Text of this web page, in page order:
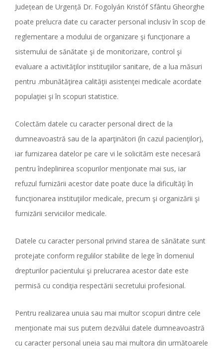
Județean de Urgență Dr. Fogolyán Kristóf Sfântu Gheorghe
poate prelucra date cu caracter personal inclusiv în scop de
reglementare a modului de organizare şi funcţionare a
sistemului de sănătate şi de monitorizare, control şi
evaluare a activităţilor instituţiilor sanitare, de a lua măsuri
pentru .mbunătăţirea calităţii asistenţei medicale acordate
populaţiei şi în scopuri statistice.
Colectăm datele cu caracter personal direct de la
dumneavoastră sau de la aparţinători (în cazul pacienţilor),
iar furnizarea datelor pe care vi le solicităm este necesară
pentru îndeplinirea scopurilor menţionate mai sus, iar
refuzul furnizării acestor date poate duce la dificultăţi în
funcţionarea instituţiilor medicale, precum şi organizării şi
furnizării serviciilor medicale.
Datele cu caracter personal privind starea de sănătate sunt
protejate conform regulilor stabilite de lege în domeniul
drepturilor pacientului şi prelucrarea acestor date este
permisă cu condiţia respectării secretului profesional.
Pentru realizarea unuia sau mai multor scopuri dintre cele
menţionate mai sus putem dezvălui datele dumneavoastră
cu caracter personal uneia sau mai multora din următoarele